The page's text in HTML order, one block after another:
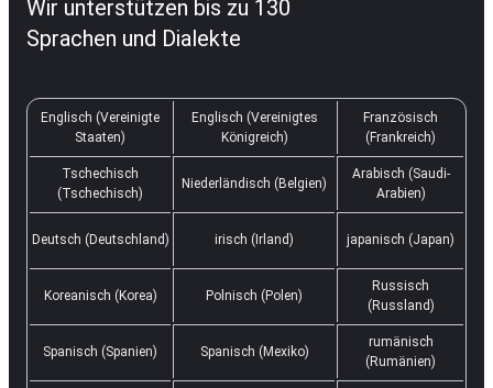
Wir unterstützen bis zu 130
Sprachen und Dialekte
Englisch (Vereinigte
Staaten)
Englisch (Vereinigtes
Königreich)
Französisch
(Frankreich)
Tschechisch
(Tschechisch)
Niederländisch (Belgien)
Arabisch (Saudi-
Arabien)
Deutsch (Deutschland) irisch (Irland) japanisch (Japan)
Koreanisch (Korea) Polnisch (Polen)
Russisch
(Russland)
Spanisch (Spanien) Spanisch (Mexiko)
rumänisch
(Rumänien)